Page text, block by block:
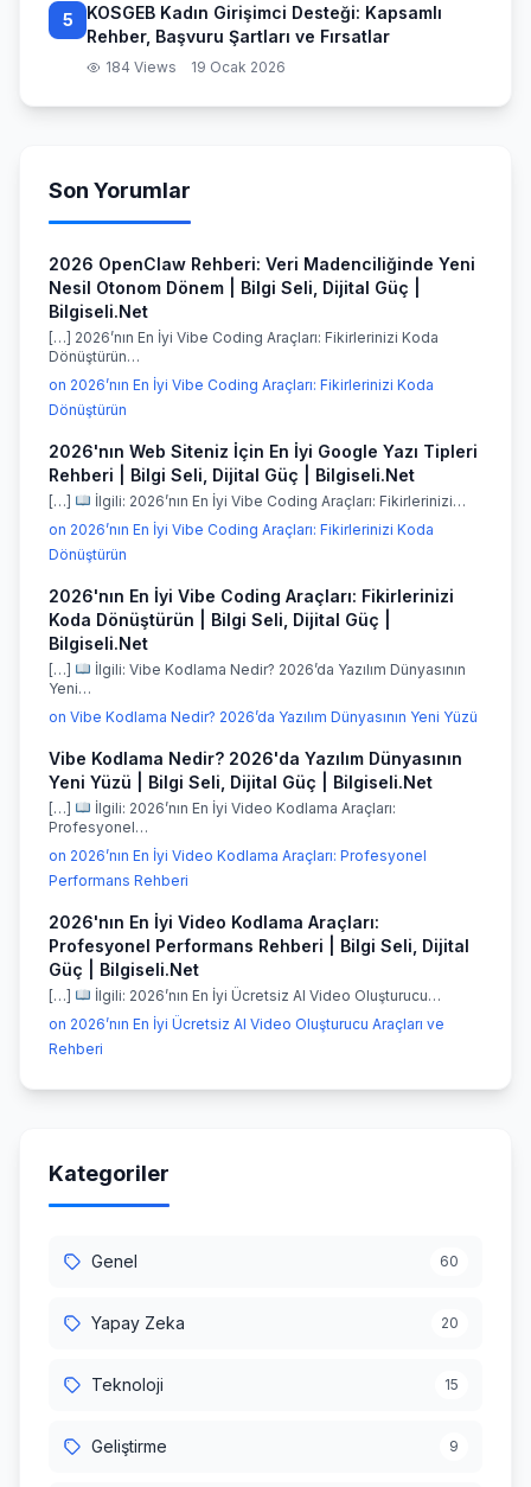
5
KOSGEB Kadın Girişimci Desteği: Kapsamlı
Rehber, Başvuru Şartları ve Fırsatlar
184 Views 19 Ocak 2026
Son Yorumlar
2026 OpenClaw Rehberi: Veri Madenciliğinde Yeni
Nesil Otonom Dönem | Bilgi Seli, Dijital Güç |
Bilgiseli.Net
[…] 2026’nın En İyi Vibe Coding Araçları: Fikirlerinizi Koda
Dönüştürün…
on 2026’nın En İyi Vibe Coding Araçları: Fikirlerinizi Koda
Dönüştürün
2026'nın Web Siteniz İçin En İyi Google Yazı Tipleri
Rehberi | Bilgi Seli, Dijital Güç | Bilgiseli.Net
[…]
İlgili: 2026’nın En İyi Vibe Coding Araçları: Fikirlerinizi…
on 2026’nın En İyi Vibe Coding Araçları: Fikirlerinizi Koda
Dönüştürün
2026'nın En İyi Vibe Coding Araçları: Fikirlerinizi
Koda Dönüştürün | Bilgi Seli, Dijital Güç |
Bilgiseli.Net
[…]
İlgili: Vibe Kodlama Nedir? 2026’da Yazılım Dünyasının
Yeni…
on Vibe Kodlama Nedir? 2026’da Yazılım Dünyasının Yeni Yüzü
Vibe Kodlama Nedir? 2026'da Yazılım Dünyasının
Yeni Yüzü | Bilgi Seli, Dijital Güç | Bilgiseli.Net
[…]
İlgili: 2026’nın En İyi Video Kodlama Araçları:
Profesyonel…
on 2026’nın En İyi Video Kodlama Araçları: Profesyonel
Performans Rehberi
2026'nın En İyi Video Kodlama Araçları:
Profesyonel Performans Rehberi | Bilgi Seli, Dijital
Güç | Bilgiseli.Net
[…]
İlgili: 2026’nın En İyi Ücretsiz AI Video Oluşturucu…
on 2026’nın En İyi Ücretsiz AI Video Oluşturucu Araçları ve
Rehberi
Kategoriler
Genel 60
Yapay Zeka 20
Teknoloji 15
Geliştirme 9